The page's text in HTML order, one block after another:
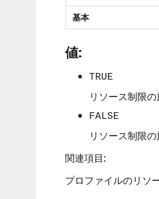
基本
値:
TRUE
リソース制限の
FALSE
リソース制限の
関連項目:
プロファイルのリソ